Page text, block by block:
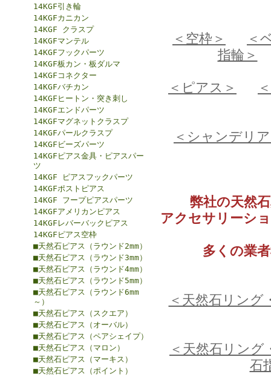
14KGF引き輪
14KGFカニカン
14KGF クラスプ
14KGFマンテル
14KGFフックパーツ
14KGF板カン・板ダルマ
14KGFコネクター
14KGFバチカン
14KGFヒートン・突き刺し
14KGFエンドパーツ
14KGFマグネットクラスプ
14KGFパールクラスプ
14KGFビーズパーツ
14KGFピアス金具・ピアスパー
ツ
14KGF ピアスフックパーツ
14KGFポストピアス
14KGF フープピアスパーツ
14KGFアメリカンピアス
14KGFレバーバックピアス
14KGFピアス空枠
■天然石ピアス（ラウンド2mm）
■天然石ピアス（ラウンド3mm）
■天然石ピアス（ラウンド4mm）
■天然石ピアス（ラウンド5mm）
■天然石ピアス（ラウンド6mm
～）
■天然石ピアス（スクエア）
■天然石ピアス（オーバル）
■天然石ピアス（ペアシェイプ）
■天然石ピアス（マロン）
■天然石ピアス（マーキス）
■天然石ピアス（ポイント）
＜空枠＞
＜
指輪＞
＜ピアス＞
＜シャンデリ
弊社の天然
アクセサリーシ
多くの業
＜天然石リング
＜天然石リング
石